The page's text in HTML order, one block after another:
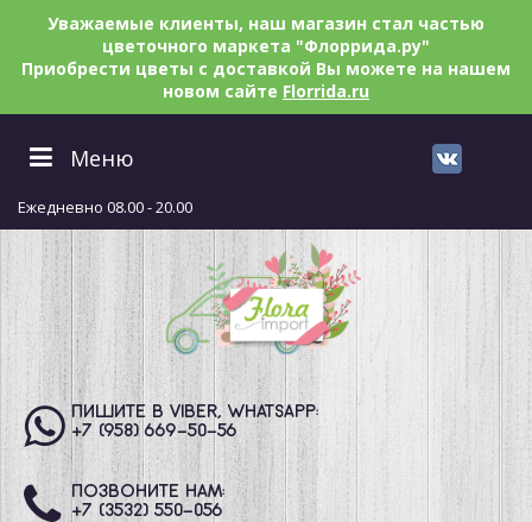
Уважаемые клиенты, наш магазин стал частью
цветочного маркета "Флоррида.ру"
Приобрести цветы с доставкой Вы можете на нашем
новом сайте Florrida.ru
Меню
Ежедневно 08.00 - 20.00
ПИШИТЕ В VIBER, WHATSAPP:
+7 (958) 669-50-56
ПОЗВОНИТЕ НАМ:
+7 (3532) 550-056